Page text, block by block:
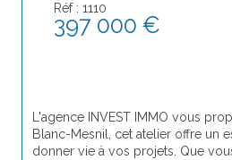
Réf : 1110
397 000 €
L'agence INVEST IMMO vous
Blanc-Mesnil, cet atelier offre un
donner vie à vos projets. Que